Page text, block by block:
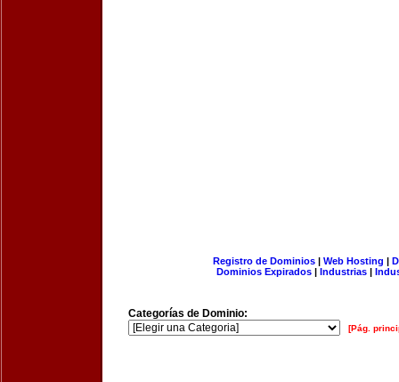
Registro de Dominios| Web Hosting |
Dominios Expirados | Industrias |
Categorías de Dominio:
[Pág.